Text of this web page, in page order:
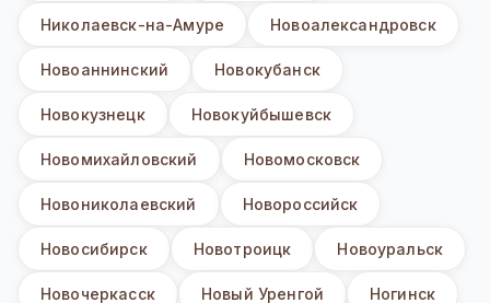
Николаевск-на-Амуре Новоалександровск
Новоаннинский Новокубанск
Новокузнецк Новокуйбышевск
Новомихайловский Новомосковск
Новониколаевский Новороссийск
Новосибирск Новотроицк Новоуральск
Новочеркасск Новый Уренгой Ногинск